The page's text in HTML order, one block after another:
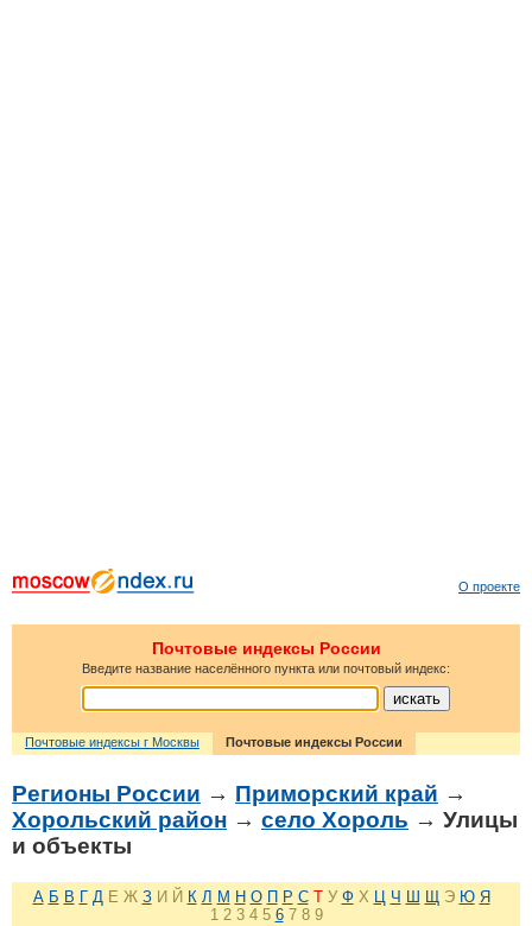
О проекте
Почтовые индексы России
Введите название населённого пункта или почтовый индекс:
Почтовые индексы г Москвы Почтовые индексы России
Регионы России → Приморский край →
Хорольский район → село Хороль → Улицы
и объекты
А Б В Г Д Е Ж З И Й К Л М Н О П Р С Т У Ф Х Ц Ч Ш Щ Э Ю Я
1 2 3 4 5 6 7 8 9